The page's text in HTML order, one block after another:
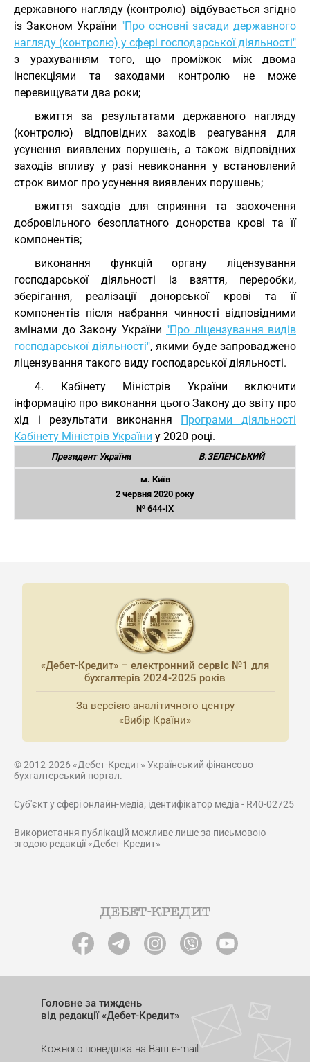
державного нагляду (контролю) відбувається згідно
із Законом України "Про основні засади державного
нагляду (контролю) у сфері господарської діяльності"
з урахуванням того, що проміжок між двома
інспекціями та заходами контролю не може
перевищувати два роки;
вжиття за результатами державного нагляду
(контролю) відповідних заходів реагування для
усунення виявлених порушень, а також відповідних
заходів впливу у разі невиконання у встановлений
строк вимог про усунення виявлених порушень;
вжиття заходів для сприяння та заохочення
добровільного безоплатного донорства крові та її
компонентів;
виконання функцій органу ліцензування
господарської діяльності із взяття, переробки,
зберігання, реалізації донорської крові та її
компонентів після набрання чинності відповідними
змінами до Закону України "Про ліцензування видів
господарської діяльності", якими буде запроваджено
ліцензування такого виду господарської діяльності.
4. Кабінету Міністрів України включити
інформацію про виконання цього Закону до звіту про
хід і результати виконання Програми діяльності
Кабінету Міністрів України у 2020 році.
Президент України В.ЗЕЛЕНСЬКИЙ
м. Київ
2 червня 2020 року
№ 644-IX
«Дебет-Кредит» – електронний сервіс №1 для
бухгалтерів 2024-2025 років
За версією аналітичного центру
«Вибір Країни»
© 2012-2026 «Дебет-Кредит» Український фінансово-
бухгалтерський портал.
Суб'єкт у сфері онлайн-медіа; ідентифікатор медіа - R40-02725
Використання публікацій можливе лише за письмовою
згодою редакції «Дебет-Кредит»
Головне за тиждень
від редакції «Дебет-Кредит»
Кожного понеділка на Ваш e-mail